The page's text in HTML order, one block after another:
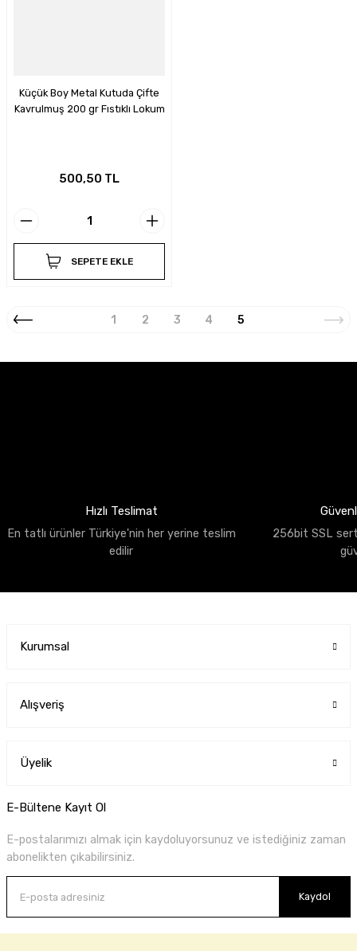
Küçük Boy Metal Kutuda Çifte
Kavrulmuş 200 gr Fıstıklı Lokum
500,50 TL
SEPETE EKLE
1 2 3 4 5
Hızlı Teslimat
En tatlı ürünler Türkiye'nin her yerine teslim
edilir
256bit SSL
Kurumsal
Alışveriş
Üyelik
E-Bültene Kayıt Ol
E-postalarımızı almak için kaydoluyorsunuz ve istediğiniz zaman
abonelikten çıkabilirsiniz.
Kaydol